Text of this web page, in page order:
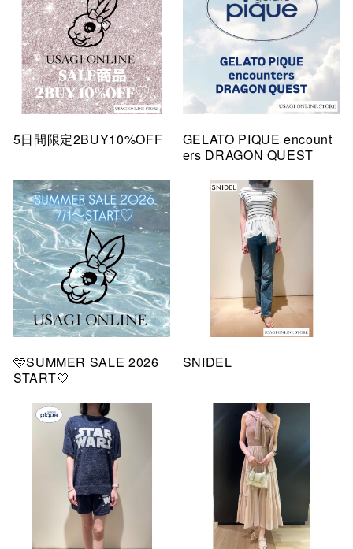
5日間限定2BUY10%OFF
GELATO PIQUE encount
ers DRAGON QUEST
🩵SUMMER SALE 2026
START🤍
SNIDEL